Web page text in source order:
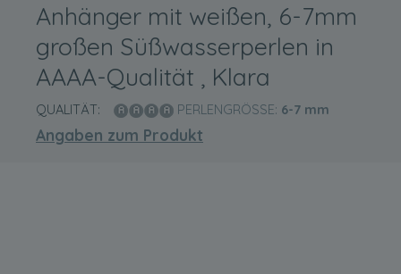
Anhänger mit weißen, 6-7mm
großen Süßwasserperlen in
AAAA-Qualität , Klara
QUALITÄT: PERLENGRÖSSE: 6-7 mm
Angaben zum Produkt